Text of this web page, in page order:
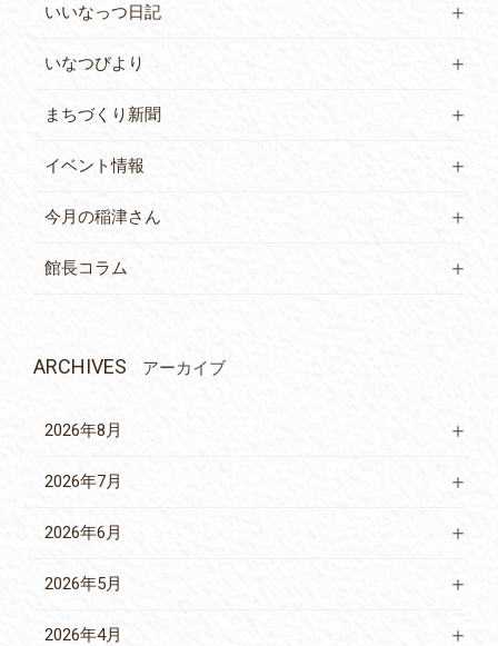
いいなっつ日記
いなつびより
まちづくり新聞
イベント情報
今月の稲津さん
館長コラム
ARCHIVES アーカイブ
2026年8月
2026年7月
2026年6月
2026年5月
2026年4月